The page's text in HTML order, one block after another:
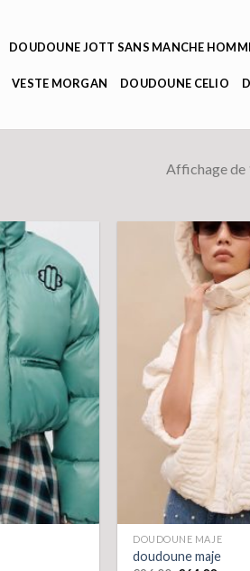
DOUDOUNE JOTT SANS MANCHE
VESTE MORGAN DOUDOUNE CELIO
Affichage de
DOUDOUNE MAJE
doudoune maje